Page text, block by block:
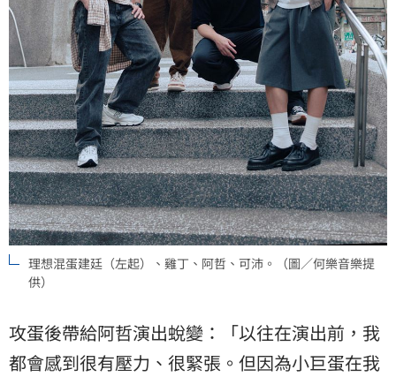
理想混蛋建廷（左起）、雞丁、阿哲、可沛。（圖／何樂音樂提
供）
攻蛋後帶給阿哲演出蛻變：「以往在演出前，我
都會感到很有壓力、很緊張。但因為小巨蛋在我